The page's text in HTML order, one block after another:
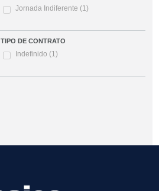
Jornada Indiferente (1)
TIPO DE CONTRATO
Indefinido (1)